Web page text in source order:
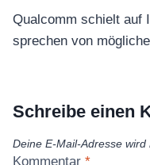
Qualcomm schielt auf
sprechen von
Schreibe einen
Deine E-Mail-Adresse
Kommentar *